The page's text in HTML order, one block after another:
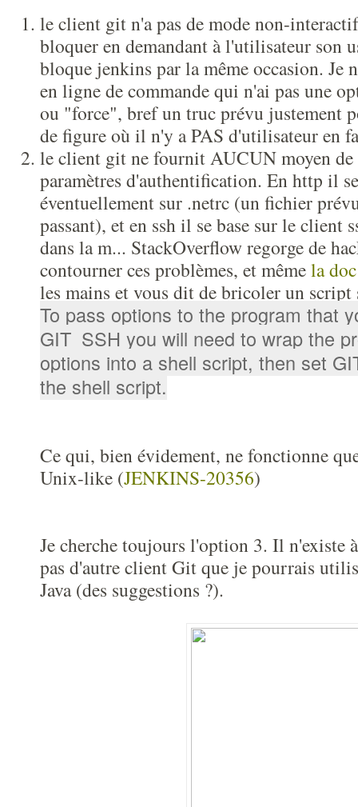
le client git n'a pas de mode non-
bloquer en demandant à l'utilisateur son
bloque jenkins par la même occasion. Je
en ligne de commande qui n'ai pas une
ou "force", bref un truc prévu justement
de figure où il n'y a PAS d'utilisateur en
le client git ne fournit AUCUN moyen de
paramètres d'authentification. En http il
éventuellement sur .netrc (un fichier
passant), et en ssh il se base sur le client
dans la m... StackOverflow regorge de
contourner ces problèmes, et mêmela
les mains et vous dit de bricoler un
To pass options to the program that
GIT_SSH you will need to wrap the
options into a shell script, then set
the shell script.
Ce qui, bien évidement, ne fonctionne
Unix-like (JENKINS-20356)
Je cherche toujours l'option 3. Il n'existe
pas d'autre client Git que je pourrais
Java (des suggestions ?).